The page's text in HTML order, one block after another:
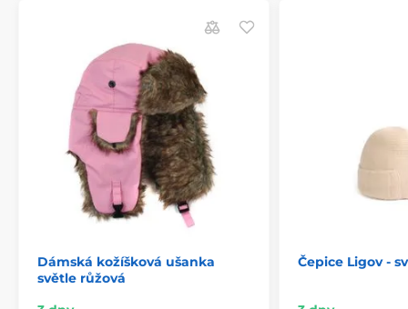
Dámská kožíšková ušanka
světle růžová
Čepice Ligov -